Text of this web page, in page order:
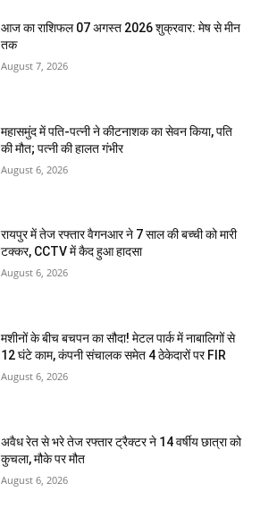
आज का राशिफल 07 अगस्त 2026 शुक्रवार: मेष से मीन
तक
August 7, 2026
महासमुंद में पति-पत्नी ने कीटनाशक का सेवन किया, पति
की मौत; पत्नी की हालत गंभीर
August 6, 2026
रायपुर में तेज रफ्तार वैगनआर ने 7 साल की बच्ची को मारी
टक्कर, CCTV में कैद हुआ हादसा
August 6, 2026
मशीनों के बीच बचपन का सौदा! मेटल पार्क में नाबालिगों से
12 घंटे काम, कंपनी संचालक समेत 4 ठेकेदारों पर FIR
August 6, 2026
अवैध रेत से भरे तेज रफ्तार ट्रैक्टर ने 14 वर्षीय छात्रा को
कुचला, मौके पर मौत
August 6, 2026